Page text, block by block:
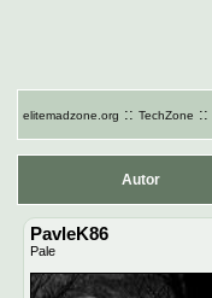
elitemadzone.org :: TechZone ::
Autor
PavleK86
Pale